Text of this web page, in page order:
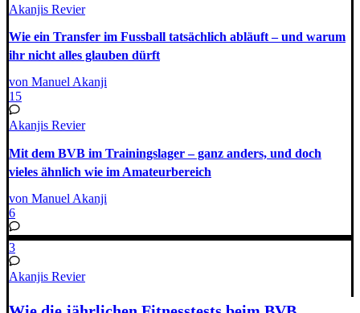
Akanjis Revier
Wie ein Transfer im Fussball tatsächlich abläuft – und warum
ihr nicht alles glauben dürft
von Manuel Akanji
15
Akanjis Revier
Mit dem BVB im Trainingslager – ganz anders, und doch
vieles ähnlich wie im Amateurbereich
von Manuel Akanji
6
3
Akanjis Revier